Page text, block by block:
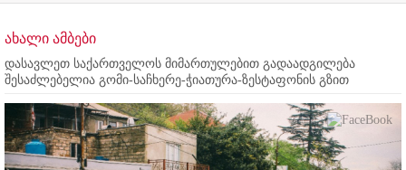
ახალი ამბები
დასავლეთ საქართველოს მიმართულებით გადაადგილება
შესაძლებელია გომი-საჩხერე-ჭიათურა-ზესტაფონის გზით